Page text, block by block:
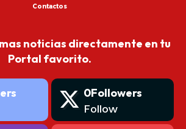
Contactos
noticias directamente en tu
Portal favorito.
0Followers
Follow